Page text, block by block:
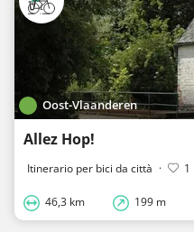
Oost-Vlaanderen
Allez Hop!
Itinerario per bici da città · 1
46,3 km 199 m